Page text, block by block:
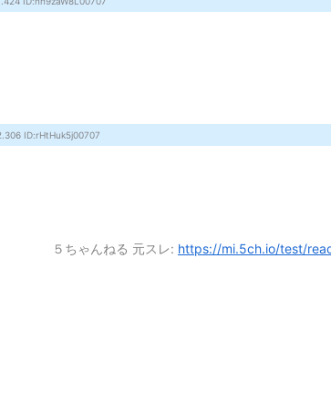
ID:rHtHuk5j00707
５ちゃんねる 元スレ: https://mi.5ch.io/test/